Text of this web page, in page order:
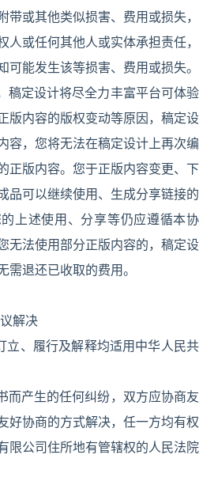
带或其他类似损害、费用或损失，
人或任何其他人或实体承担责任，
可能发生该等损害、费用或损失。
定设计将尽全力丰富平台可体验
版内容的版权变动等原因，稿定设
容，您将无法在稿定设计上再次编
正版内容。您于正版内容变更、下
品可以继续使用、生成分享链接的
上述使用、分享等仍应遵循本协
无法使用部分正版内容的，稿定设
需退还已收取的费用。
解决
、履行及解释均适用中华人民共
产生的任何纠纷，双方应协商友
好协商的方式解决，任一方均有权
限公司住所地有管辖权的人民法院